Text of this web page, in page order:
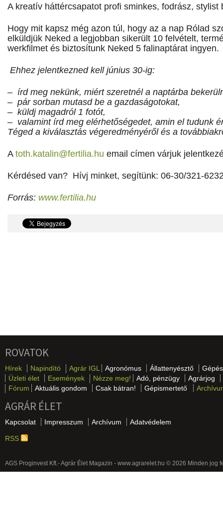
A kreatív háttércsapatot profi sminkes, fodrász, stylist
Hogy mit kapsz még azon túl, hogy az a nap Rólad
elküldjük Neked a legjobban sikerült 10 felvételt,
werkfilmet és biztosítunk Neked 5 falinaptárat ingyen.
Ehhez jelentkezned kell június 30-ig:
– írd meg nekünk, miért szeretnél a naptárba
– pár sorban mutasd be a gazdaságotokat,
– küldj magadról 1 fotót,
– valamint írd meg elérhetőségedet, amin el tudunk
Téged a kiválasztás végeredményéről és a
A toth.katalin@fertilia.hu email címen várjuk
Kérdésed van? Hívj minket, segítünk: 06-30/321-
Forrás: www.fertilia.hu
ROVATOK
Hírek Napindító Agrár IGL Agronómus Állattenyésztő
Üzleti élet
Események Nézze meg! Adó, pénzügy
Agrárjog
Fórum
Aktuális gondom Csak bátran! Gépismertető
AGRÁR ÉLET
Kapcsolat Impresszum Archívum Adatvédelem
RSS
AGS Proginvest Kft.- Agrár Élet Magazin - www.agrarelet.hu © 2026 Minden jog